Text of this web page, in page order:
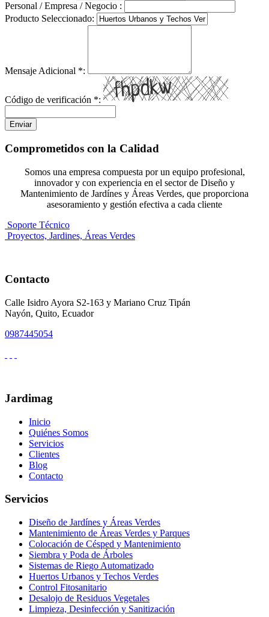
Personal / Empresa / Negocio :
Producto Seleccionado:
Mensaje Adicional *:
Código de verificación *:
Enviar
Comprometidos con la Calidad
Somos una empresa compuesta por un equipo profesional,
innovador y con experiencia en el sector de Diseño y
Mantenimiento de Jardínes y Áreas Verdes, que proporciona
asesoramiento y gestión efectiva a cada cliente
Soporte Técnico
Proyectos, Jardines, Áreas Verdes
Contacto
Calle Isidro Ayora S2-163 y Mariano Cruz Tipán
Nayón, Quito, Ecuador
0987445054
Jardimag
Inicio
Quiénes Somos
Servicios
Clientes
Blog
Contacto
Servicios
Diseño de Jardínes y Áreas Verdes
Mantenimiento de Áreas Verdes y Parques
Colocación de Césped y Mantenimiento
Siembra y Poda de Árboles
Sistemas de Riego Automatizado
Huertos Urbanos y Techos Verdes
Control Fitosanitario
Desalojo de Residuos Vegetales
Limpieza, Desinfección y Sanitización